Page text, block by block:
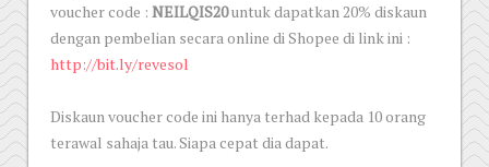
voucher code : NEILQIS20untuk dapatkan 20% diskaun
dengan pembelian secara online di Shopee di link ini :
http://bit.ly/revesol
Diskaun voucher code ini hanya terhad kepada 10 orang
terawal sahaja tau. Siapa cepat dia dapat.